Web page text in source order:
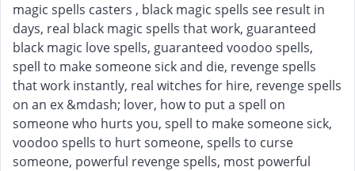
magic spells casters , black magic spells see result in
days, real black magic spells that work, guaranteed
black magic love spells, guaranteed voodoo spells,
spell to make someone sick and die, revenge spells
that work instantly, real witches for hire, revenge spells
on an ex &mdash; lover, how to put a spell on
someone who hurts you, spell to make someone sick,
voodoo spells to hurt someone, spells to curse
someone, powerful revenge spells, most powerful